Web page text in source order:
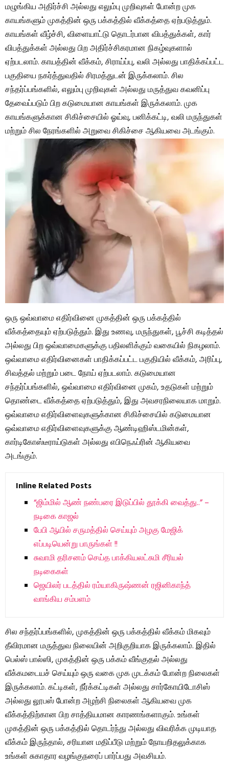
மழுங்கிய அதிர்ச்சி அல்லது எலும்பு முறிவுகள் போன்ற முக
காயங்களும் முகத்தின் ஒரு பக்கத்தில் வீக்கத்தை ஏற்படுத்தும்.
காயங்கள் வீழ்ச்சி, விளையாட்டு தொடர்பான விபத்துக்கள், கார்
விபத்துக்கள் அல்லது பிற அதிர்ச்சிகரமான நிகழ்வுகளால்
ஏற்படலாம். காயத்தின் வீக்கம், சிராய்ப்பு, வலி ​​அல்லது பாதிக்கப்பட்ட
பகுதியை நகர்த்துவதில் சிரமத்துடன் இருக்கலாம். சில
சந்தர்ப்பங்களில், எலும்பு முறிவுகள் அல்லது மருத்துவ கவனிப்பு
தேவைப்படும் பிற கடுமையான காயங்கள் இருக்கலாம். முக
காயங்களுக்கான சிகிச்சையில் ஓய்வு, பனிக்கட்டி, வலி ​​மருந்துகள்
மற்றும் சில நேரங்களில் அறுவை சிகிச்சை ஆகியவை அடங்கும்.
ஒரு ஒவ்வாமை எதிர்வினை முகத்தின் ஒரு பக்கத்தில்
வீக்கத்தையும் ஏற்படுத்தும். இது உணவு, மருந்துகள், பூச்சி கடித்தல்
அல்லது பிற ஒவ்வாமைகளுக்கு பதிலளிக்கும் வகையில் நிகழலாம்.
ஒவ்வாமை எதிர்வினைகள் பாதிக்கப்பட்ட பகுதியில் வீக்கம், அரிப்பு,
சிவத்தல் மற்றும் படை நோய் ஏற்படலாம். கடுமையான
சந்தர்ப்பங்களில், ஒவ்வாமை எதிர்வினை முகம், உதடுகள் மற்றும்
தொண்டை வீக்கத்தை ஏற்படுத்தும், இது அவசரநிலையாக மாறும்.
ஒவ்வாமை எதிர்விளைவுகளுக்கான சிகிச்சையில் கடுமையான
ஒவ்வாமை எதிர்விளைவுகளுக்கு ஆண்டிஹிஸ்டமின்கள்,
கார்டிகோஸ்டீராய்டுகள் அல்லது எபிநெஃப்ரின் ஆகியவை
அடங்கும்.
Inline Related Posts
“ஜிம்மில் ஆண் நண்பரை இடுப்பில் தூக்கி வைத்து..” –
நடிகை காஜல்
பேபி ஆயில் சருமத்தில் செய்யும் அழகு மேஜிக்
எப்படியென்று பாருங்கள் !!
சுவாமி தரிசனம் செய்த பாக்கியலட்சுமி சீரியல்
நடிகைகள்
ஜெயிலர் படத்தில் ரம்யாகிருஷ்ணன் ரஜினிகாந்த்
வாங்கிய சம்பளம்
சில சந்தர்ப்பங்களில், முகத்தின் ஒரு பக்கத்தில் வீக்கம் மிகவும்
தீவிரமான மருத்துவ நிலையின் அறிகுறியாக இருக்கலாம். இதில்
பெல்ஸ் பால்ஸி, முகத்தின் ஒரு பக்கம் வீங்குதல் அல்லது
வீக்கமடையச் செய்யும் ஒரு வகை முக முடக்கம் போன்ற நிலைகள்
இருக்கலாம். கட்டிகள், நீர்க்கட்டிகள் அல்லது சார்கோயிடோசிஸ்
அல்லது லூபஸ் போன்ற அழற்சி நிலைகள் ஆகியவை முக
வீக்கத்திற்கான பிற சாத்தியமான காரணங்களாகும். உங்கள்
முகத்தின் ஒரு பக்கத்தில் தொடர்ந்து அல்லது விவரிக்க முடியாத
வீக்கம் இருந்தால், சரியான மதிப்பீடு மற்றும் நோயறிதலுக்காக
உங்கள் சுகாதார வழங்குநரைப் பார்ப்பது அவசியம்.